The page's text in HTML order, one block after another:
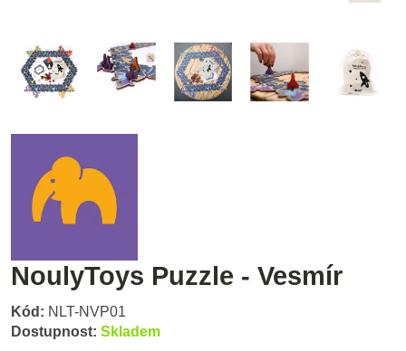
NoulyToys Puzzle - Vesmír
Kód: NLT-NVP01
Dostupnost: Skladem